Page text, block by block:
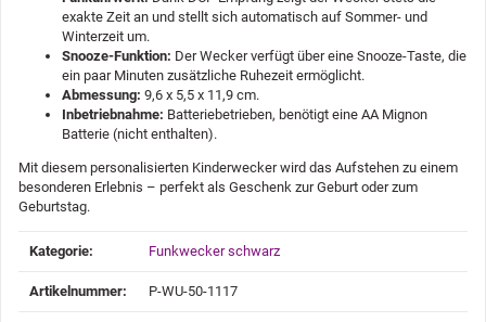
exakte Zeit an und stellt sich automatisch auf Sommer- und
Winterzeit um.
Snooze-Funktion: Der Wecker verfügt über eine Snooze-Taste, die
ein paar Minuten zusätzliche Ruhezeit ermöglicht.
Abmessung: 9,6 x 5,5 x 11,9 cm.
Inbetriebnahme: Batteriebetrieben, benötigt eine AA Mignon
Batterie (nicht enthalten).
Mit diesem personalisierten Kinderwecker wird das Aufstehen zu einem
besonderen Erlebnis – perfekt als Geschenk zur Geburt oder zum
Geburtstag.
Produkteigenschaft
Wert
Kategorie: Funkwecker schwarz
Artikelnummer: P-WU-50-1117